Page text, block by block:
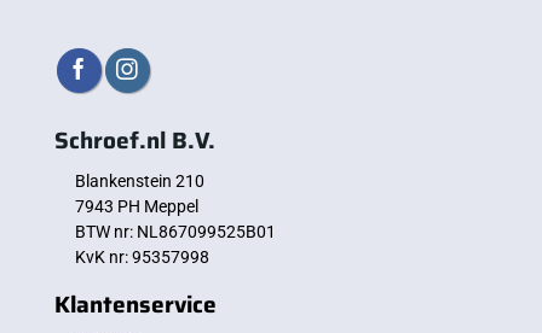
Schroef.nl B.V.
Blankenstein 210
7943 PH Meppel
BTW nr: NL867099525B01
KvK nr: 95357998
Klantenservice